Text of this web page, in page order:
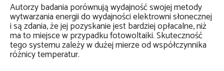
Autorzy badania porównują wydajność swojej metody
wytwarzania energii do wydajności elektrowni słonecznej
i są zdania, że jej pozyskanie jest bardziej opłacalne, niż
ma to miejsce w przypadku fotowoltaiki. Skuteczność
tego systemu zależy w dużej mierze od współczynnika
różnicy temperatur.